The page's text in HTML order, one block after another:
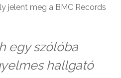
jelent meg a BMC Records
egy szólóba
hallgató